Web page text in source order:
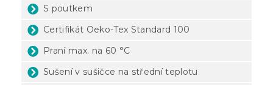
S poutkem
Certifikát Oeko-Tex Standard 100
Praní max. na 60 °C
Sušení v sušičce na střední teplotu